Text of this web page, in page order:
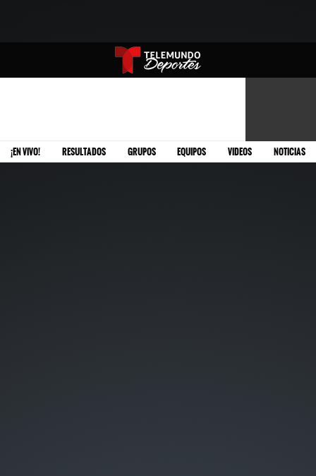
¡EN VIVO! RESULTADOS GRUPOS EQUIPOS VIDEOS NOTICIAS